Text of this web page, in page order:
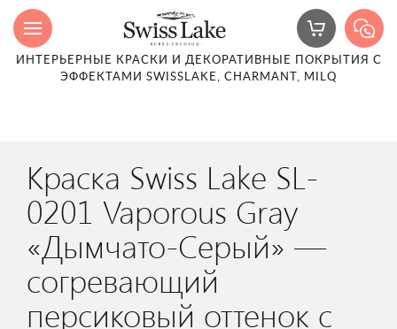
ИНТЕРЬЕРНЫЕ КРАСКИ И ДЕКОРАТИВНЫЕ ПОКРЫТИЯ С
ЭФФЕКТАМИ SWISSLAKE, CHARMANT, MILQ
Краска Swiss Lake SL-
0201 Vaporous Gray
«Дымчато-Серый» —
согревающий
персиковый оттенок с